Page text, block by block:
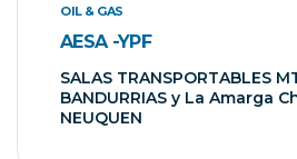
OIL & GAS
AESA -YPF
SALAS TRANSPORTABLES
BANDURRIAS y La Amarga
NEUQUEN